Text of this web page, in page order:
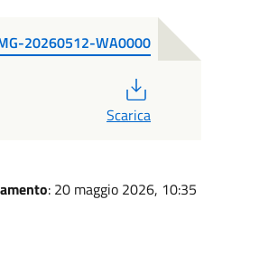
20260512-WA0000
Scarica
: 20 maggio 2026, 10:35